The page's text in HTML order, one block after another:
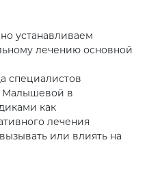
устанавливаем
лечению основной
специалистов
Малышевой в
как
лечения
или влиять на